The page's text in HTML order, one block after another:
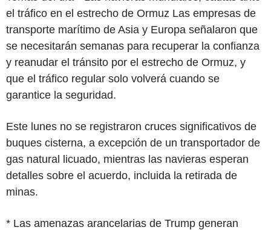
el tráfico en el estrecho de Ormuz Las empresas de
transporte marítimo de Asia y Europa señalaron que
se necesitarán semanas para recuperar la confianza
y reanudar el tránsito por el estrecho de Ormuz, y
que el tráfico regular solo volverá cuando se
garantice la seguridad.
Este lunes no se registraron cruces significativos de
buques cisterna, a excepción de un transportador de
gas natural licuado, mientras las navieras esperan
detalles sobre el acuerdo, incluida la retirada de
minas.
* Las amenazas arancelarias de Trump generan